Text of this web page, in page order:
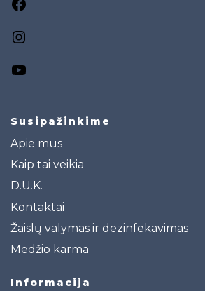
Susipažinkime
Apie mus
Kaip tai veikia
D.U.K.
Kontaktai
Žaislų valymas ir dezinfekavimas
Medžio karma
Informacija